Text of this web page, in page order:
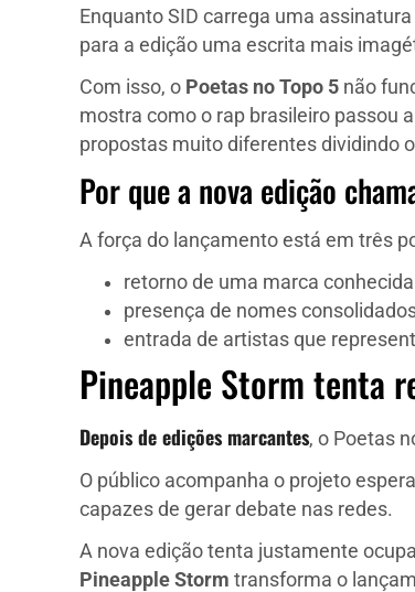
Enquanto SID carrega uma
para a edição uma escrita mais
Com isso, o Poetas no Topo 5 não
mostra como o rap brasileiro passou
propostas muito diferentes dividindo
Por que a nova edição
A força do lançamento está em três
retorno de uma marca
presença de nomes
entrada de artistas que
Pineapple Storm tenta
Depois de edições marcantes, o Poetas
O público acompanha o projeto
capazes de gerar debate nas redes.
A nova edição tenta justamente
Pineapple Storm transforma o